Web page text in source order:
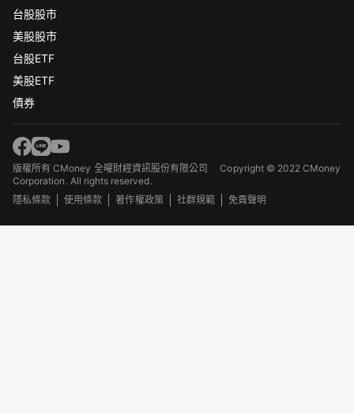
台股股市
美股股市
台股ETF
美股ETF
債券
版權所有 CMoney 全曜財經資訊股份有限公司Copyright © 2022 CMoney
Corporation. All rights reserved.
隱私條款
使用條款 著作權政策 社群規範 免責聲明